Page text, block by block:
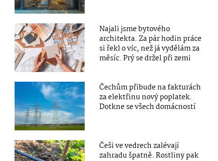
Najali jsme bytového
architekta. Za pár hodin práce
si řekl o víc, než já vydělám za
měsíc. Prý se držel při zemi
Čechům přibude na fakturách
za elektřinu nový poplatek.
Dotkne se všech domácností
Češi ve vedrech zalévají
zahradu špatně. Rostliny pak